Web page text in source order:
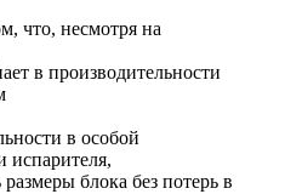
что, несмотря на
в производительности
в особой
испарителя,
блока без потерь в